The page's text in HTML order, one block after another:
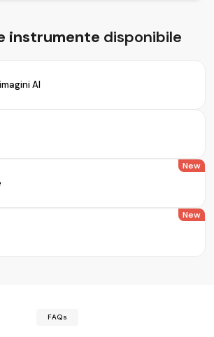
instrumente disponibile
AI
New
New
FAQs